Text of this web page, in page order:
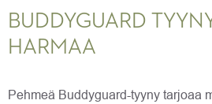
BUDDYGUARD
HARMAA
Pehmeä Buddyguard-tyyny tarjoaa